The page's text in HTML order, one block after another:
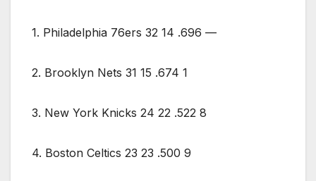
1. Philadelphia 76ers 32 14 .696 —
2. Brooklyn Nets 31 15 .674 1
3. New York Knicks 24 22 .522 8
4. Boston Celtics 23 23 .500 9